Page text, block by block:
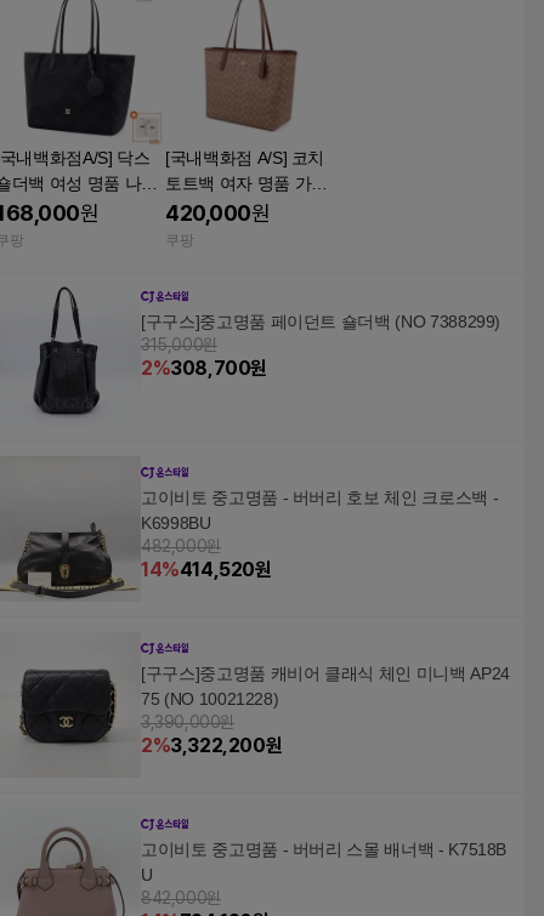
내백화점A/S] 닥스
더백 여성 명품 나일
경량 쇼퍼백 여행용
백 노트북가방 ONE
원
팡
[국내백화점 A/S] 코치
토트백 여자 명품 가방
시그니처 몰리 가죽 숄
420,000원
쿠팡
[구구스]중고명품 페이던트 숄더백 (NO 7388299)
315,000원
2%308,700원
고이비토 중고명품 - 버버리 호보 체인 크로스백 -
K6998BU
482,000원
14%414,520원
[구구스]중고명품 캐비어 클래식 체인 미니백 AP24
75 (NO 10021228)
3,390,000원
2%3,322,200원
고이비토 중고명품 - 버버리 스몰 배너백 - K7518B
U
842,000원